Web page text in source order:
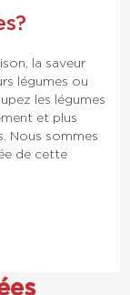
la saveur
légumes ou
les légumes
et plus
Nous sommes
de cette